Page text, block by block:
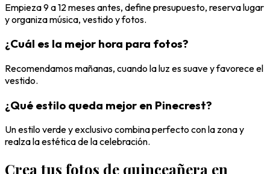
Empieza 9 a 12 meses antes, define presupuesto, reserva lugar
y organiza música, vestido y fotos.
¿Cuál es la mejor hora para fotos?
Recomendamos mañanas, cuando la luz es suave y favorece el
vestido.
¿Qué estilo queda mejor en Pinecrest?
Un estilo verde y exclusivo combina perfecto con la zona y
realza la estética de la celebración.
Crea tus fotos de quinceañera en